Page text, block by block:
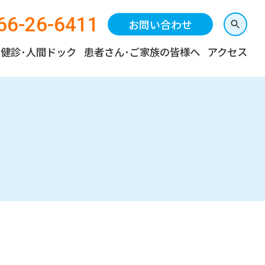
26-6411 お問い合わせ
健診･人間ドック 患者さん･ご家族の皆様へ アクセス